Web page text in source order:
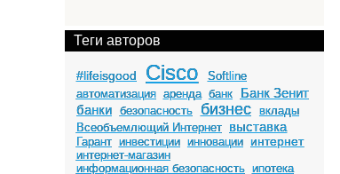
Теги авторов
#lifeisgood Cisco
Softline
автоматизация аренда банк
Банк Зенит
банки безопасность бизнес
вклады
Всеобъемлющий Интернет
выставка
Гарант инвестиции инновации интернет
интернет-магазин
информационная безопасность ипотека